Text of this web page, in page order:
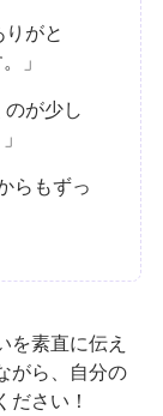
がと
」
のが少し
らもずっ
を素直に伝え
がら、自分の
さい！